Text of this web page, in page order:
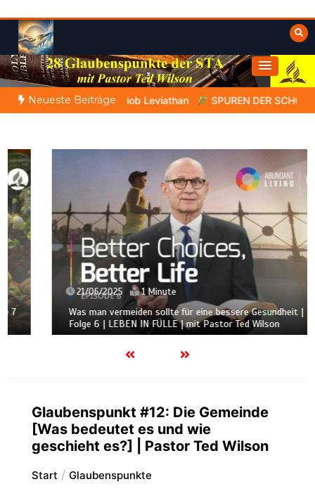
Inhalt
springen
Weisheiten der Bibel
Himmelwärts
Neueste Beiträge
Hiob Leviathan SPUREN DER SCHÖPFUNG | Episode 2 –
21/06/2025 1 Minute
Was man vermeiden sollte für eine bessere Gesundheit |
Folge 6 | LEBEN IN FÜLLE | mit Pastor Ted Wilson
Glaubenspunkt #12: Die Gemeinde
[Was bedeutet es und wie
geschieht es?] | Pastor Ted Wilson
Start Glaubenspunkte